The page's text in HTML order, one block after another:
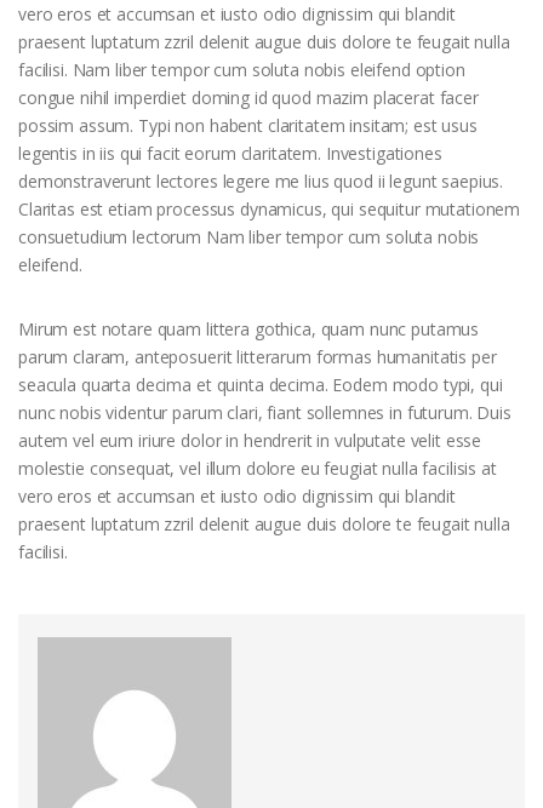
vero eros et accumsan et iusto odio dignissim qui blandit
praesent luptatum zzril delenit augue duis dolore te feugait nulla
facilisi. Nam liber tempor cum soluta nobis eleifend option
congue nihil imperdiet doming id quod mazim placerat facer
possim assum. Typi non habent claritatem insitam; est usus
legentis in iis qui facit eorum claritatem. Investigationes
demonstraverunt lectores legere me lius quod ii legunt saepius.
Claritas est etiam processus dynamicus, qui sequitur mutationem
consuetudium lectorum Nam liber tempor cum soluta nobis
eleifend.
Mirum est notare quam littera gothica, quam nunc putamus
parum claram, anteposuerit litterarum formas humanitatis per
seacula quarta decima et quinta decima. Eodem modo typi, qui
nunc nobis videntur parum clari, fiant sollemnes in futurum. Duis
autem vel eum iriure dolor in hendrerit in vulputate velit esse
molestie consequat, vel illum dolore eu feugiat nulla facilisis at
vero eros et accumsan et iusto odio dignissim qui blandit
praesent luptatum zzril delenit augue duis dolore te feugait nulla
facilisi.